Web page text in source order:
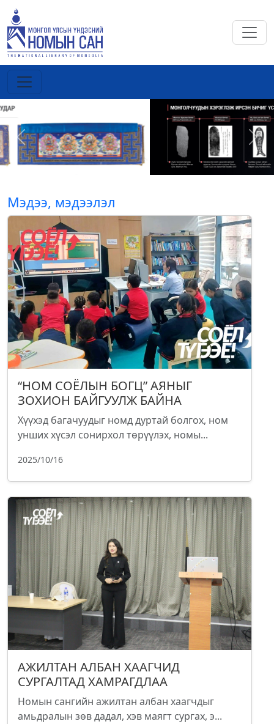
Previous Next
Мэдээ, мэдээлэл
“НОМ СОЁЛЫН БОГЦ” АЯНЫГ
ЗОХИОН БАЙГУУЛЖ БАЙНА
Хүүхэд багачуудыг номд дуртай болгох, ном
унших хүсэл сонирхол төрүүлэх, номы...
2025/10/16
АЖИЛТАН АЛБАН ХААГЧИД
СУРГАЛТАД ХАМРАГДЛАА
Номын сангийн ажилтан албан хаагчдыг
амьдралын зөв дадал, хэв маягт сургах, э...